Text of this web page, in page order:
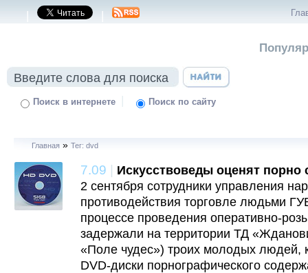
| |
Поиск в интернете | Поиск по сайту
Главная » Тег: dvd
7.09 | Искусствоведы оценят
2 сентября сотрудники управления
противодействия торговле людьми
процессе проведения оперативно-
задержали на территории ТД
«Поле чудес») троих молодых людей,
DVD-диски порнографического